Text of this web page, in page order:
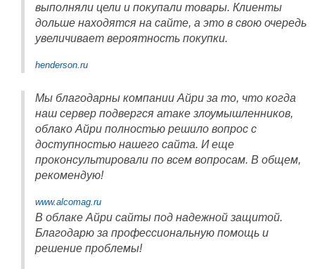
выполняли цели и покупали товары. Клиенты
дольше находятся на сайте, а это в свою очередь
увеличивает вероятность покупки.
henderson.ru
Мы благодарны компании Айри за то, что когда
наш сервер подвергся атаке злоумышленников,
облако Айри полностью решило вопрос с
доступностью нашего сайта. И еще
проконсультировали по всем вопросам. В общем,
рекомендую!
www.alcomag.ru
В облаке Айри сайты под надежной защитой.
Благодарю за профессиональную помощь и
решение проблемы!